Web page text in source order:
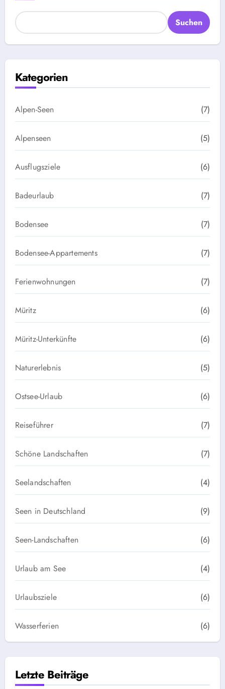
Suchen
Kategorien
Alpen-Seen (7)
Alpenseen (5)
Ausflugsziele (6)
Badeurlaub (7)
Bodensee (7)
Bodensee-Appartements (7)
Ferienwohnungen (7)
Müritz (6)
Müritz-Unterkünfte (6)
Naturerlebnis (5)
Ostsee-Urlaub (6)
Reiseführer (7)
Schöne Landschaften (7)
Seelandschaften (4)
Seen in Deutschland (9)
Seen-Landschaften (6)
Urlaub am See (4)
Urlaubsziele (6)
Wasserferien (6)
Letzte Beiträge